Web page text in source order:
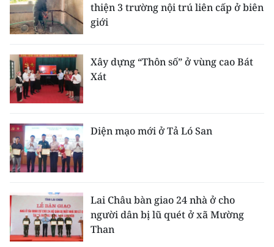
thiện 3 trường nội trú liên cấp ở biên
giới
Xây dựng “Thôn số” ở vùng cao Bát
Xát
Diện mạo mới ở Tả Ló San
Lai Châu bàn giao 24 nhà ở cho
người dân bị lũ quét ở xã Mường
Than